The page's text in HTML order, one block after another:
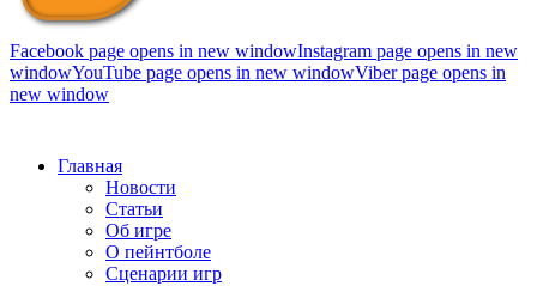
Facebook page opens in new windowInstagram page opens in new
windowYouTube page opens in new windowViber page opens in
new window
Главная
Новости
Статьи
Об игре
О пейнтболе
Сценарии игр